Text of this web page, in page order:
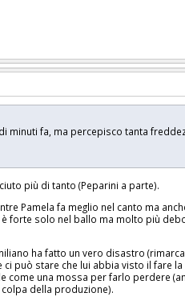
minuti fa, ma percepisco tanta
più di tanto (Peparini a parte).
Pamela fa meglio nel canto ma
forte solo nel ballo ma molto più
ha fatto un vero disastro
ci può stare che lui abbia visto il fare
come una mossa per farlo perdere
della produzione).